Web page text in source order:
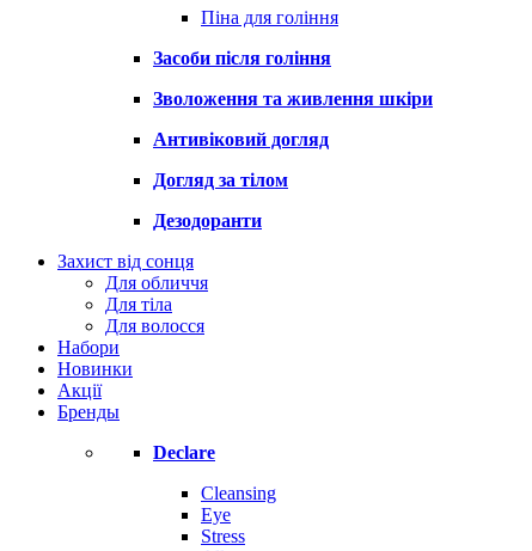
Піна для гоління
Засоби після гоління
Зволоження та живлення шкіри
Антивіковий догляд
Догляд за тілом
Дезодоранти
Захист від сонця
Для обличчя
Для тіла
Для волосся
Набори
Новинки
Акції
Бренды
Declare
Cleansing
Eye
Stress